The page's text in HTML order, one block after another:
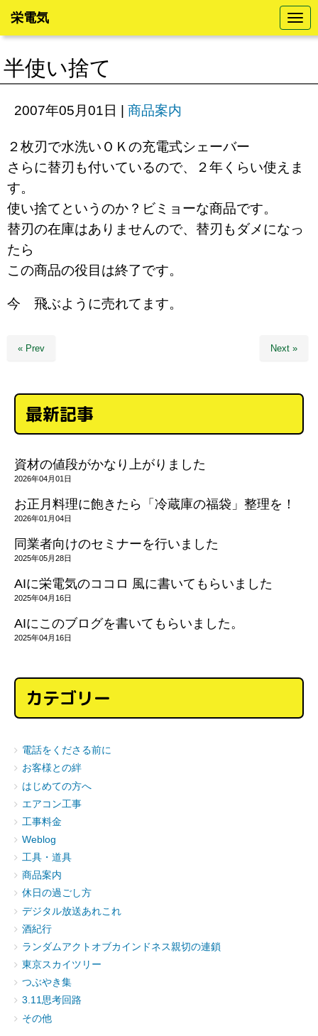
N
a
v
t
栄電気
半使い捨て
2007年05月01日 | 商品案内
２枚刃で水洗いＯＫの充電式シェーバー
さらに替刃も付いているので、２年くらい使えま
す。
使い捨てというのか？ビミョーな商品です。
替刃の在庫はありませんので、替刃もダメになっ
たら
この商品の役目は終了です。
今 飛ぶように売れてます。
« Prev Next »
最新記事
資材の値段がかなり上がりました
2026年04月01日
お正月料理に飽きたら「冷蔵庫の福袋」整理を！
2026年01月04日
同業者向けのセミナーを行いました
2025年05月28日
AIに栄電気のココロ 風に書いてもらいました
2025年04月16日
AIにこのブログを書いてもらいました。
2025年04月16日
カテゴリー
電話をくださる前に
お客様との絆
はじめての方へ
エアコン工事
工事料金
Weblog
工具・道具
商品案内
休日の過ごし方
デジタル放送あれこれ
酒紀行
ランダムアクトオブカインドネス親切の連鎖
東京スカイツリー
つぶやき集
3.11思考回路
その他